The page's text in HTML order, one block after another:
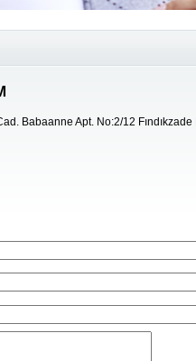
Babaanne Apt. No:2/12